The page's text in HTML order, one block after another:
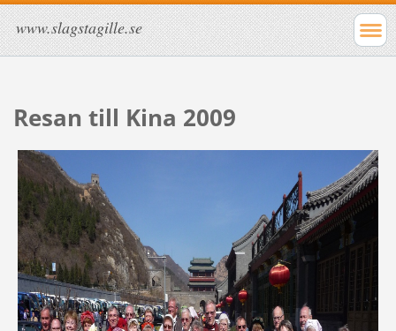
www.slagstagille.se
Resan till Kina 2009